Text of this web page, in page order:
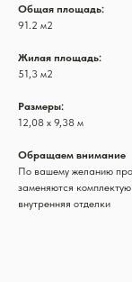
Общая площадь:
91.2 м2
Жилая площадь:
51,3 м2
Размеры:
12,08 х 9,38 м
Обращаем внимание
По вашему желанию
заменяются
внутренняя отделки